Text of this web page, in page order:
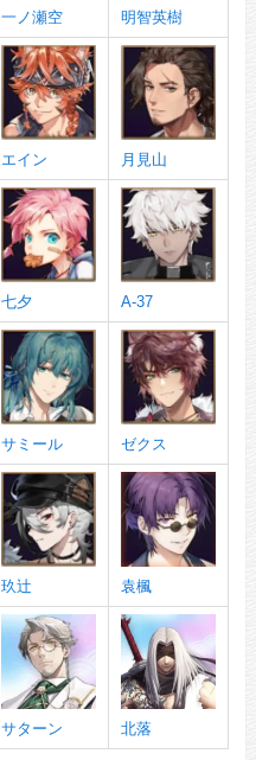
一ノ瀬空 明智英樹
エイン 月見山
七夕 A-37
サミール ゼクス
玖辻 袁楓
サターン 北落